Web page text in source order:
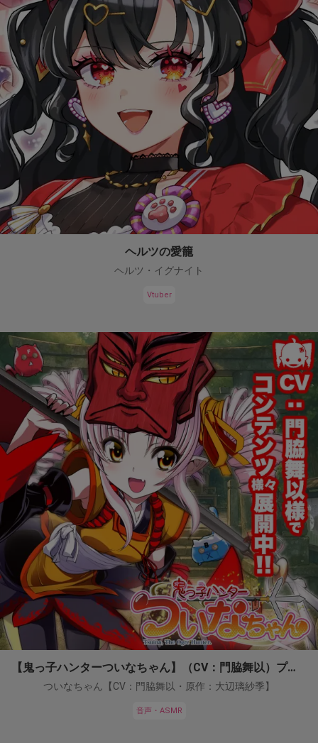
ヘルツの愛籠
ヘルツ・イグナイト
Vtuber
【鬼っ子ハンターついなちゃん】（CV：門脇舞以）プロジェクト！
ついなちゃん【CV：門脇舞以・原作：大辺璃紗季】
音声・ASMR